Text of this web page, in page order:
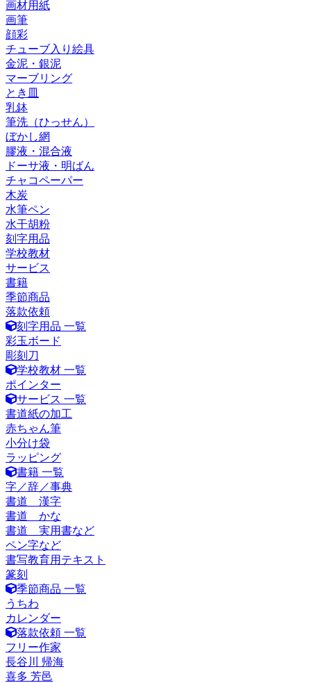
画材用紙
画筆
顔彩
チューブ入り絵具
金泥・銀泥
マーブリング
とき皿
乳鉢
筆洗（ひっせん）
ぼかし網
膠液・混合液
ドーサ液・明ばん
チャコペーパー
木炭
水筆ペン
水干胡粉
刻字用品
学校教材
サービス
書籍
季節商品
落款依頼
刻字用品 一覧
彩玉ボード
彫刻刀
学校教材 一覧
ポインター
サービス 一覧
書道紙の加工
赤ちゃん筆
小分け袋
ラッピング
書籍 一覧
字／辞／事典
書道 漢字
書道 かな
書道 実用書など
ペン字など
書写教育用テキスト
篆刻
季節商品 一覧
うちわ
カレンダー
落款依頼 一覧
フリー作家
長谷川 帰海
喜多 芳邑